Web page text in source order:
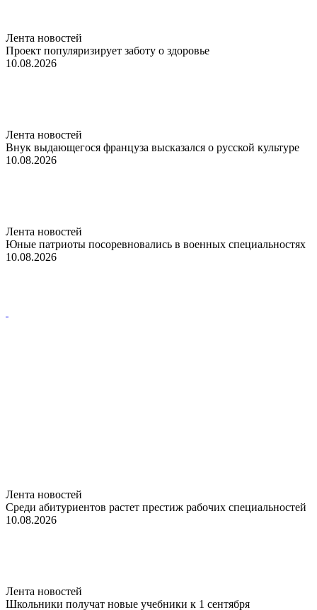
Лента новостей
Проект популяризирует заботу о здоровье
10.08.2026
Лента новостей
Внук выдающегося француза высказался о русской культуре
10.08.2026
Лента новостей
Юные патриоты посоревновались в военных специальностях
10.08.2026
Лента новостей
Среди абитуриентов растет престиж рабочих специальностей
10.08.2026
Лента новостей
Школьники получат новые учебники к 1 сентября